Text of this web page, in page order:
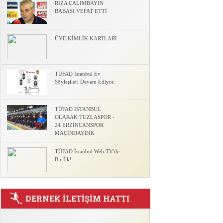
RIZA ÇALIMBAYIN
BABASI VEFAT ETTİ
ÜYE KİMLİK KARTLARI
TÜFAD İstanbul Ev
Söyleşileri Devam Ediyor.
TÜFAD İSTANBUL
OLARAK TUZLASPOR -
24 ERZİNCANSPOR
MAÇINDAYDIK
TÜFAD İstanbul Web TV'de
Bir İlk!
DERNEK İLETİŞİM HATTI